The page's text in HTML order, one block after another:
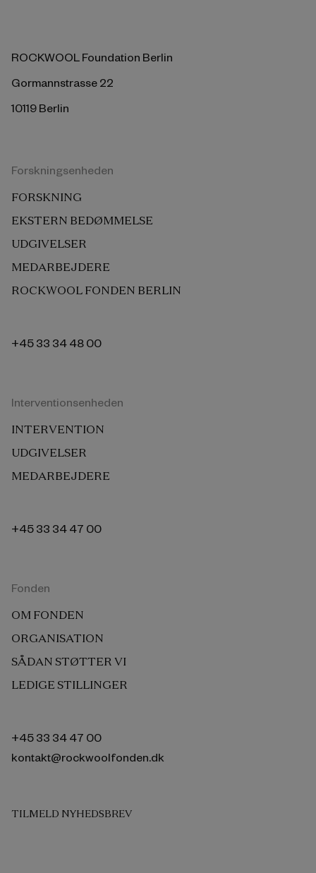
ROCKWOOL Foundation Berlin
Gormannstrasse 22
10119 Berlin
Forskningsenheden
FORSKNING
EKSTERN BEDØMMELSE
UDGIVELSER
MEDARBEJDERE
ROCKWOOL FONDEN BERLIN
+45 33 34 48 00
Interventionsenheden
INTERVENTION
UDGIVELSER
MEDARBEJDERE
+45 33 34 47 00
Fonden
OM FONDEN
ORGANISATION
SÅDAN STØTTER VI
LEDIGE STILLINGER
+45 33 34 47 00
kontakt@rockwoolfonden.dk
TILMELD NYHEDSBREV